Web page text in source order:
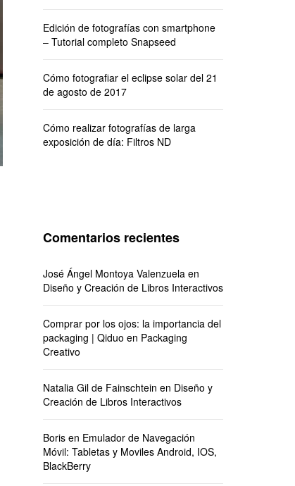
Edición de fotografías con smartphone
– Tutorial completo Snapseed
Cómo fotografiar el eclipse solar del 21
de agosto de 2017
Cómo realizar fotografías de larga
exposición de día: Filtros ND
Comentarios recientes
José Ángel Montoya Valenzuelaen
Diseño y Creación de Libros Interactivos
Comprar por los ojos: la importancia del
packaging | Qiduo en Packaging
Creativo
Natalia Gil de Fainschtein en Diseño y
Creación de Libros Interactivos
Borisen Emulador de Navegación
Móvil: Tabletas y Moviles Android, IOS,
BlackBerry